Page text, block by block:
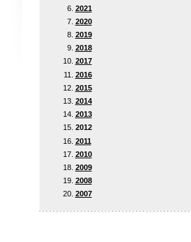
2021
2020
2019
2018
2017
2016
2015
2014
2013
2012
2011
2010
2009
2008
2007